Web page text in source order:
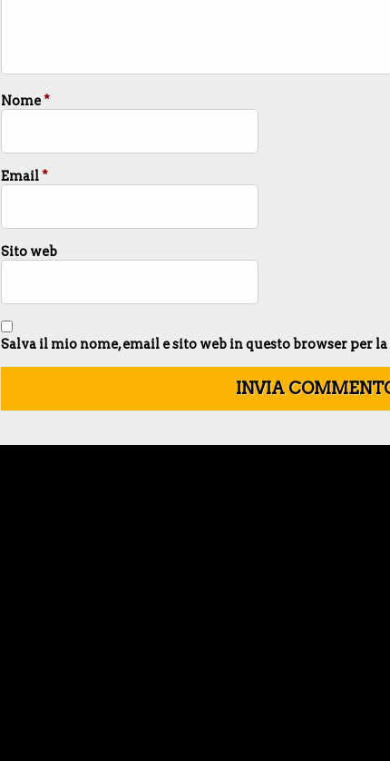
Nome*
Email*
Sito web
Salva il mio nome, email e sito web in questo browser per